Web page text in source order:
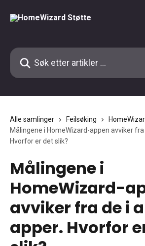
Søk etter artikler ...
Alle samlinger Feilsøking
Målingene i HomeWizard-appen avviker fra
Hvorfor er det slik?
Målingene i
HomeWizard-
avviker fra de i
apper. Hvorfor